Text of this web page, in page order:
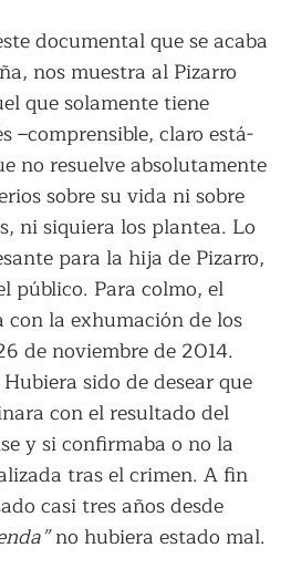
documental que se acaba
nos muestra al Pizarro
que solamente tiene
–comprensible, claro está-
no resuelve absolutamente
sobre su vida ni sobre
ni siquiera los plantea. Lo
para la hija de Pizarro,
público. Para colmo, el
la exhumación de los
de noviembre de 2014.
sido de desear que
con el resultado del
y si confirmaba o no la
tras el crimen. A fin
casi tres años desde
no hubiera estado mal.